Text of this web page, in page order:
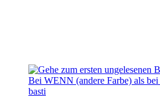
Bei WENN (andere Farbe) als
basti